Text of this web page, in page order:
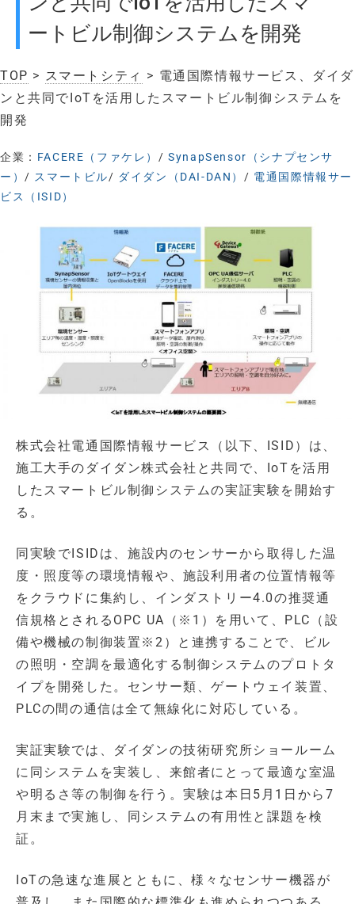
ートビル制御システムを開発
TOP > スマートシティ > 電通国際情報サービス、ダイダ
ンと共同でIoTを活用したスマートビル制御システムを
開発
企業： FACERE（ファケレ）/SynapSensor（シナプセンサ
ー）/ スマートビル/ ダイダン（DAI-DAN）/ 電通国際情報サー
ビス（ISID）
株式会社電通国際情報サービス（以下、ISID）は、
施工大手のダイダン株式会社と共同で、IoTを活用
したスマートビル制御システムの実証実験を開始す
る。
同実験でISIDは、施設内のセンサーから取得した温
度・照度等の環境情報や、施設利用者の位置情報等
をクラウドに集約し、インダストリー4.0の推奨通
信規格とされるOPC UA（※1）を用いて、PLC（設
備や機械の制御装置※2）と連携することで、ビル
の照明・空調を最適化する制御システムのプロトタ
イプを開発した。センサー類、ゲートウェイ装置、
PLCの間の通信は全て無線化に対応している。
実証実験では、ダイダンの技術研究所ショールーム
に同システムを実装し、来館者にとって最適な室温
や明るさ等の制御を行う。実験は本日5月1日から7
月末まで実施し、同システムの有用性と課題を検
証。
IoTの急速な進展とともに、様々なセンサー機器が